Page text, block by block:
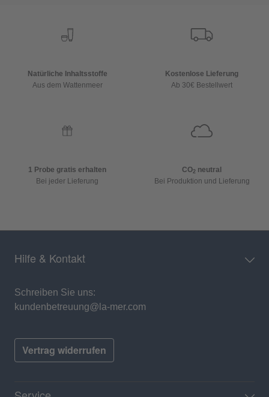
Natürliche Inhaltsstoffe
Aus dem Wattenmeer
Kostenlose Lieferung
Ab 30€ Bestellwert
1 Probe gratis erhalten
Bei jeder Lieferung
CO2 neutral
Bei Produktion und Lieferung
Hilfe & Kontakt
Schreiben Sie uns:
kundenbetreuung@la-mer.com
Vertrag widerrufen